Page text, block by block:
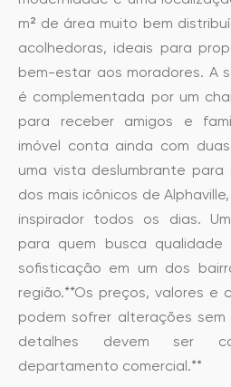
m² de área muito bem
acolhedoras, ideais para
bem-estar aos moradores. A
é complementada por um
para receber amigos e
imóvel conta ainda com
uma vista deslumbrante para
dos mais icônicos de
inspirador todos os dias.
para quem busca
sofisticação em um dos
região.**Os preços, valores e
podem sofrer alterações sem
detalhes devem ser
departamento comercial.**